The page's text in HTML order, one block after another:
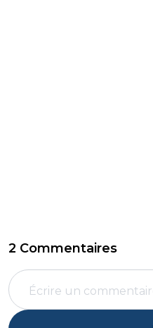
2 Commentaires